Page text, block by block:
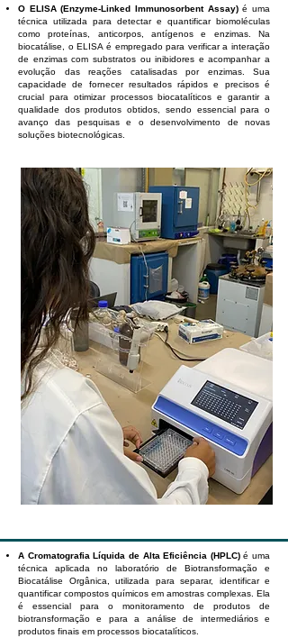
O ELISA (Enzyme-Linked Immunosorbent Assay)é uma
técnica utilizada para detectar e quantificar biomoléculas
como proteínas, anticorpos, antígenos e enzimas. Na
biocatálise, o ELISA é empregado para verificar a interação
de enzimas com substratos ou inibidores e acompanhar a
evolução das reações catalisadas por enzimas. Sua
capacidade de fornecer resultados rápidos e precisos é
crucial para otimizar processos biocatalíticos e garantir a
qualidade dos produtos obtidos, sendo essencial para o
avanço das pesquisas e o desenvolvimento de novas
soluções biotecnológicas.
A Cromatografia Líquida de Alta Eficiência (HPLC)é uma
técnica aplicada no laboratório de Biotransformação e
Biocatálise Orgânica, utilizada para separar, identificar e
quantificar compostos químicos em amostras complexas. Ela
é essencial para o monitoramento de produtos de
biotransformação e para a análise de intermediários e
produtos finais em processos biocatalíticos.